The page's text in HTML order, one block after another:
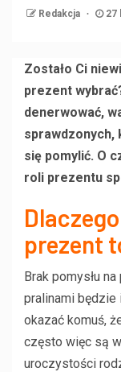
Redakcja 27
Zostało Ci
prezent
denerwować,
sprawdzonych,
się pomylić. O
roli prezentu
prezent
Brak pomysłu
pralinami będzie
okazać komuś,
często więc są
uroczystości